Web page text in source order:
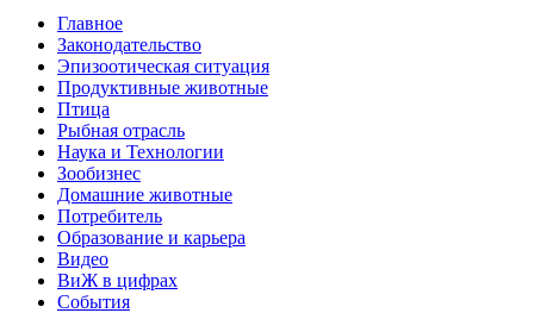
Главное
Законодательство
Эпизоотическая ситуация
Продуктивные животные
Птица
Рыбная отрасль
Наука и Технологии
Зообизнес
Домашние животные
Потребитель
Образование и карьера
Видео
ВиЖ в цифрах
События